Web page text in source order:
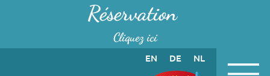
Panneau de gestion des cookiesRéservation
Cliquez ici
EN DE NL